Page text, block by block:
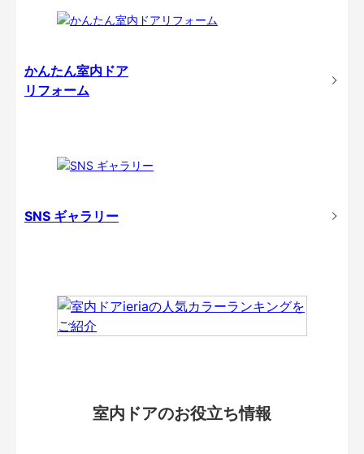
かんたん室内ドア
リフォーム
SNS ギャラリー
室内ドアのお役立ち情報